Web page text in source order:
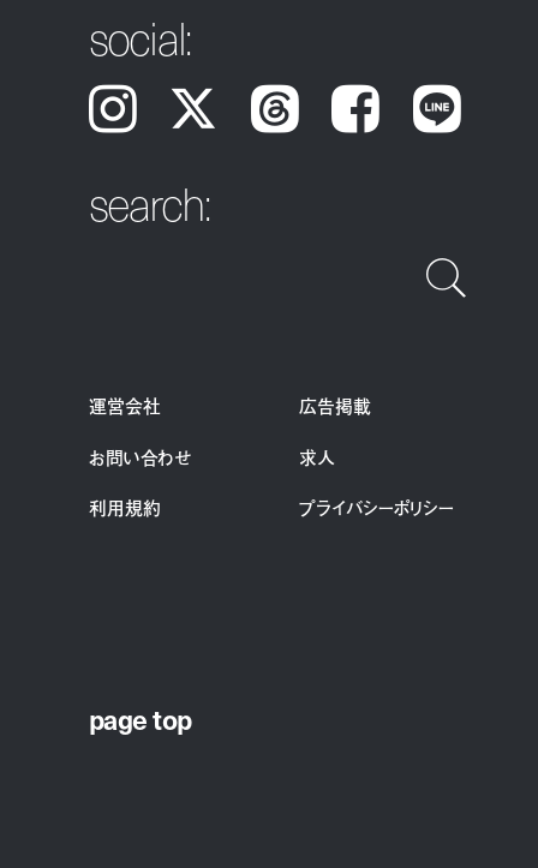
social:
Instagram 𝕏 Threads Facebook LINE
search:
運営会社
広告掲載
お問い合わせ
求人
利用規約 プライバシーポリシー
page top